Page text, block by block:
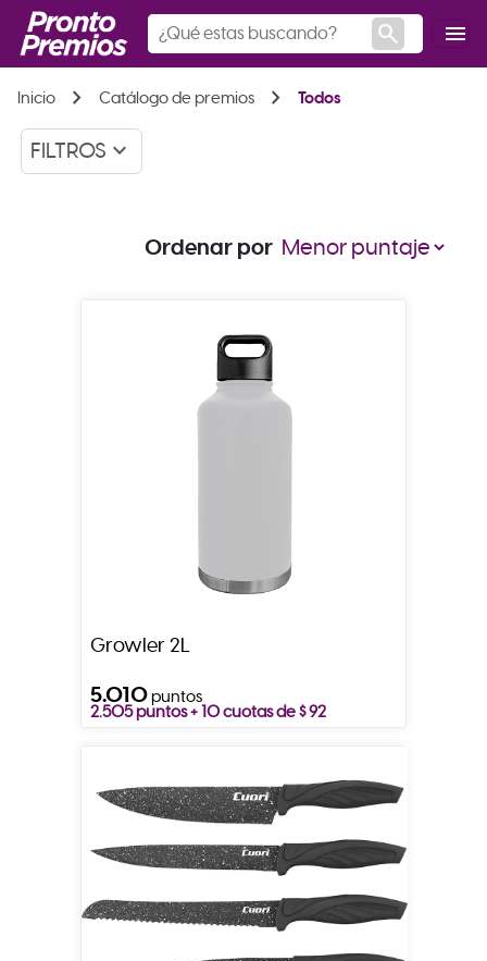
search menu
Inicio chevron_right Catálogo de premios chevron_right Todos
FILTROS keyboard_arrow_down
Ordenar por
Growler 2L
5.010puntos
2.505 puntos + 10 cuotas de $ 92